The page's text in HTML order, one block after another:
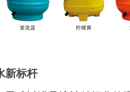
新标杆